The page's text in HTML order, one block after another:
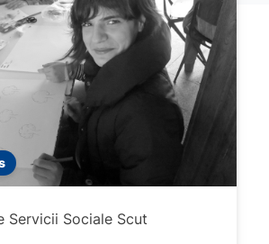
Servicii Sociale Scut